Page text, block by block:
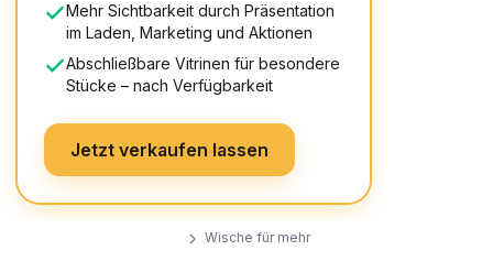
Mehr Sichtbarkeit durch Präsentation
im Laden, Marketing und Aktionen
Abschließbare Vitrinen für besondere
Stücke – nach Verfügbarkeit
Jetzt verkaufen lassen
Wische für mehr